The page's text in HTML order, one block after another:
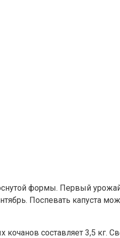
формы. Первый урожай
Поспевать капуста
составляет 3,5 кг.